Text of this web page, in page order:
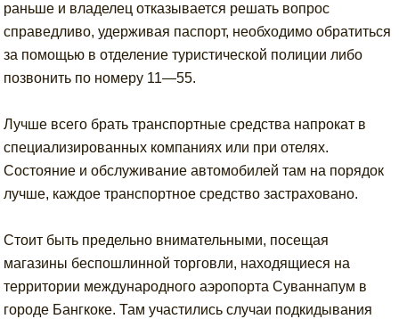
раньше и владелец отказывается решать вопрос
справедливо, удерживая паспорт, необходимо обратиться
за помощью в отделение туристической полиции либо
позвонить по номеру 11—55.
Лучше всего брать транспортные средства напрокат в
специализированных компаниях или при отелях.
Состояние и обслуживание автомобилей там на порядок
лучше, каждое транспортное средство застраховано.
Стоит быть предельно внимательными, посещая
магазины беспошлинной торговли, находящиеся на
территории международного аэропорта Суваннапум в
городе Бангкоке. Там участились случаи подкидывания